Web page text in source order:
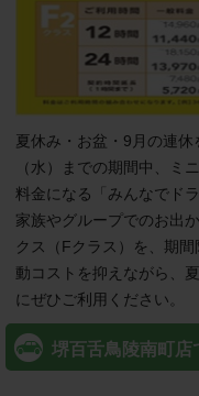
夏休み・お盆・9月の連
（水）までの期間中、ミ
料金になる「みんなでド
家族やグループでのお出
クス（Fクラス）を、期
動コストを抑えながら、
堺百舌鳥陵南町店